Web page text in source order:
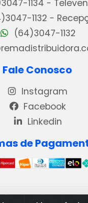
1134 -
1132 -
(64)3047-1132
Fale Conosco
Instagram
Facebook
Linkedin
de